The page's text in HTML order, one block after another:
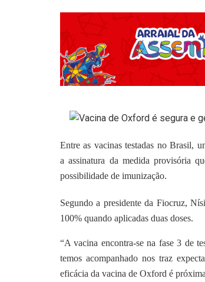
Entre as vacinas testadas no Brasil,
a assinatura da medida provisória
possibilidade de imunização.
Segundo a presidente da Fiocruz,
100% quando aplicadas duas doses.
“A vacina encontra-se na fase 3 de
temos acompanhado nos traz
eficácia da vacina de Oxford é